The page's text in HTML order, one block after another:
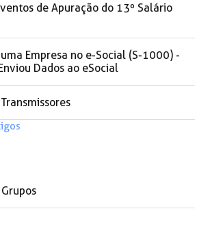
de Apuração do 13º Salário
Empresa no e-Social (S-1000) -
Dados ao eSocial